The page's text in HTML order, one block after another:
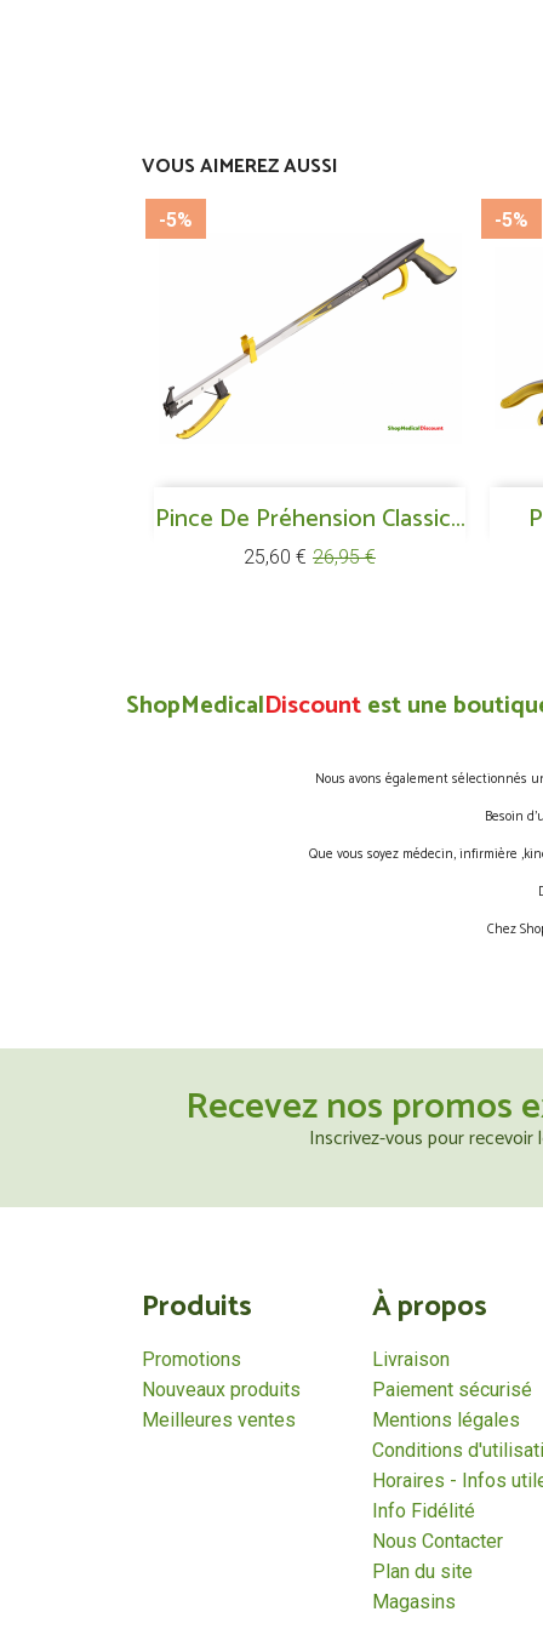
VOUS AIMEREZ AUSSI
Pince De Préhension Classic...
Prix
25,60 € Prix
26,95 €
-5%
Aperçu rapide
-5%
ShopMedicalDiscountest une
Nous avons également sélectionnés
Besoin
Que vous soyez médecin, infirmière
Chez
Recevez nos promos
Inscrivez-vous pour
Produits
Promotions
Nouveaux produits
Meilleures ventes
À propos
Livraison
Paiement sécurisé
Mentions légales
Conditions
Horaires - Infos
Info Fidélité
Nous Contacter
Plan du site
Magasins